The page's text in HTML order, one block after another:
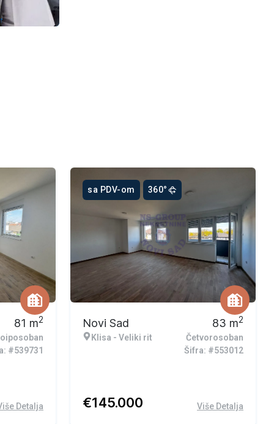
81 m2
#539731
Detalja
sa PDV-om 360°
Novi Sad
Klisa - Veliki rit
83 m2
Četvorosoban
Šifra: #553012
€145.000 Više Detalja